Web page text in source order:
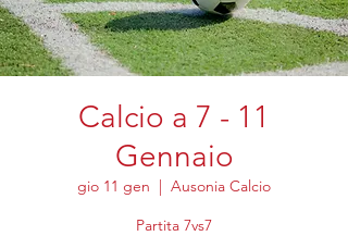
Calcio a 7 - 11
Gennaio
gio 11 gen
  |
Ausonia Calcio
Partita 7vs7